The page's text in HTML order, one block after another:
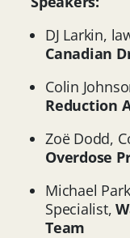
DJ Larkin,
Canadian
Colin
Reduction
Zoë Dodd,
Overdose
Michael
Specialist,
Team